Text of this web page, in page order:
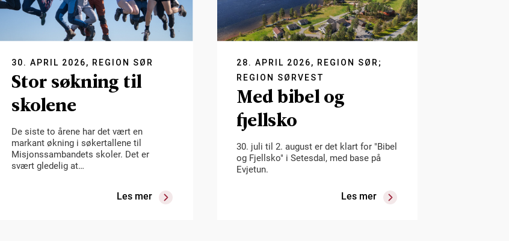
30. APRIL 2026, REGION SØR
Stor søkning til
skolene
De siste to årene har det vært en
markant økning i søkertallene til
Misjonssambandets skoler. Det er
svært gledelig at…
Les mer
28. APRIL 2026, REGION SØR;
REGION SØRVEST
Med bibel og
fjellsko
30. juli til 2. august er det klart for "Bibel
og Fjellsko" i Setesdal, med base på
Evjetun.
Les mer